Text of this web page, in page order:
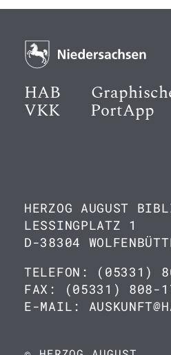
HAB
VKK PortApp
HERZOG AUGUST
LESSINGPLATZ 1
D-38304
TELEFON: (05331)
FAX: (05331) 808-
E-MAIL: